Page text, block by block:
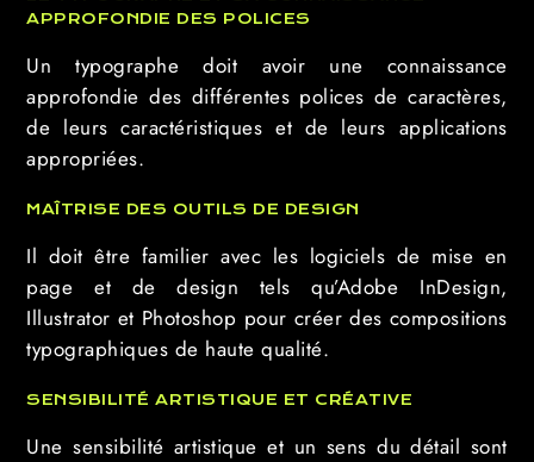
APPROFONDIE DES POLICES
Un typographe doit avoir une connaissance
approfondie des différentes polices de caractères,
de leurs caractéristiques et de leurs applications
appropriées.
MAÎTRISE DES OUTILS DE DESIGN
Il doit être familier avec les logiciels de mise en
page et de design tels qu’Adobe InDesign,
Illustrator et Photoshop pour créer des compositions
typographiques de haute qualité.
SENSIBILITÉ ARTISTIQUE ET CRÉATIVE
Une sensibilité artistique et un sens du détail sont